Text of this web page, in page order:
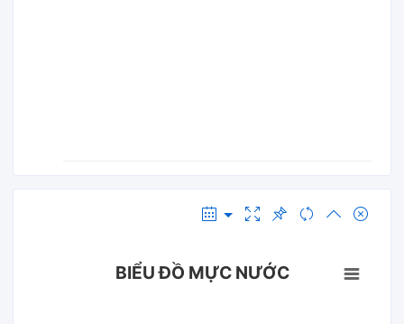
BIỂU ĐỒ MỰC NƯỚC